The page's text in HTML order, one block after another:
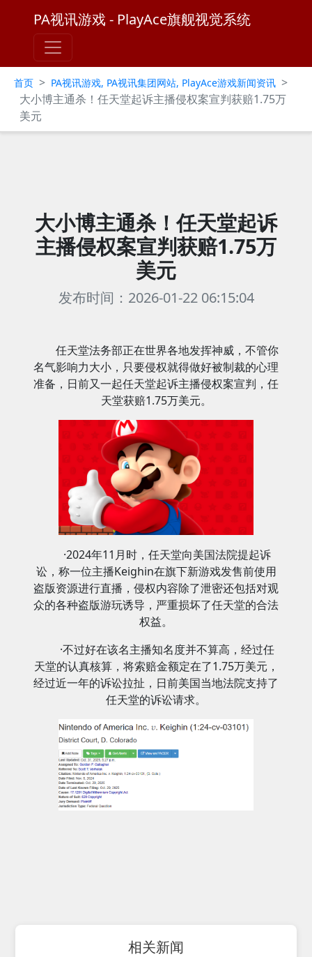
PA视讯游戏 - PlayAce旗舰视觉系统
首页 > PA视讯游戏, PA视讯集团网站, PlayAce游戏新闻资讯 >
大小博主通杀！任天堂起诉主播侵权案宣判获赔1.75万
美元
大小博主通杀！任天堂起诉
主播侵权案宣判获赔1.75万
美元
发布时间：2026-01-22 06:15:04
任天堂法务部正在世界各地发挥神威，不管你
名气影响力大小，只要侵权就得做好被制裁的心理
准备，日前又一起任天堂起诉主播侵权案宣判，任
天堂获赔1.75万美元。
·2024年11月时，任天堂向美国法院提起诉
讼，称一位主播Keighin在旗下新游戏发售前使用
盗版资源进行直播，侵权内容除了泄密还包括对观
众的各种盗版游玩诱导，严重损坏了任天堂的合法
权益。
·不过好在该名主播知名度并不算高，经过任
天堂的认真核算，将索赔金额定在了1.75万美元，
经过近一年的诉讼拉扯，日前美国当地法院支持了
任天堂的诉讼请求。
相关新闻